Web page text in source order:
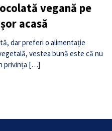
vegană pe
acasă
dar preferi o alimentație
vestea bună este că nu
privința […]